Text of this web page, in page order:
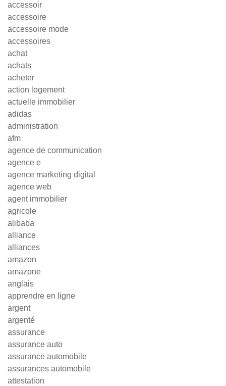
accessoir
accessoire
accessoire mode
accessoires
achat
achats
acheter
action logement
actuelle immobilier
adidas
administration
afm
agence de communication
agence e
agence marketing digital
agence web
agent immobilier
agricole
alibaba
alliance
alliances
amazon
amazone
anglais
apprendre en ligne
argent
argenté
assurance
assurance auto
assurance automobile
assurances automobile
attestation